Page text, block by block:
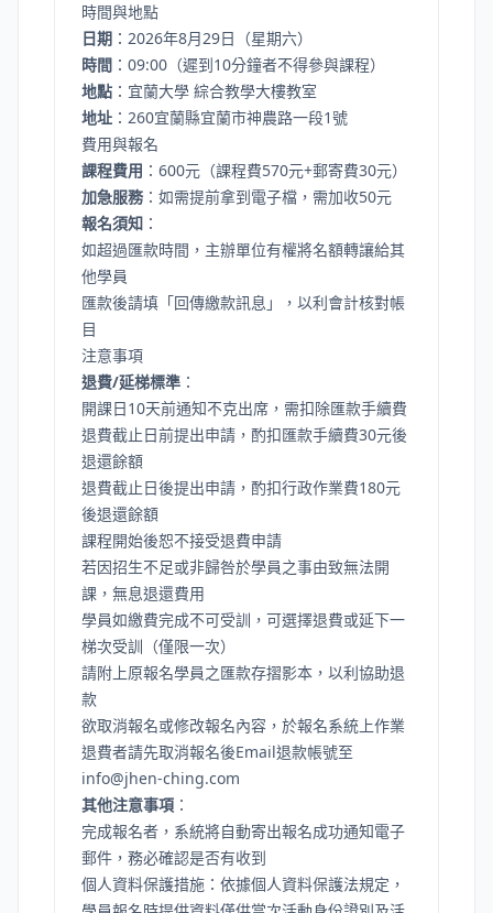
時間與地點
日期 ：2026年8月29日（星期六）
時間 ：09:00（遲到10分鐘者不得參與課程）
地點 ：宜蘭大學 綜合教學大樓教室
地址 ：260宜蘭縣宜蘭市神農路一段1號
費用與報名
課程費用 ：600元（課程費570元+郵寄費30元）
加急服務 ：如需提前拿到電子檔，需加收50元
報名須知 ：
如超過匯款時間，主辦單位有權將名額轉讓給其
他學員
匯款後請填「回傳繳款訊息」，以利會計核對帳
目
注意事項
退費/延梯標準 ：
開課日10天前通知不克出席，需扣除匯款手續費
退費截止日前提出申請，酌扣匯款手續費30元後
退還餘額
退費截止日後提出申請，酌扣行政作業費180元
後退還餘額
課程開始後恕不接受退費申請
若因招生不足或非歸咎於學員之事由致無法開
課，無息退還費用
學員如繳費完成不可受訓，可選擇退費或延下一
梯次受訓（僅限一次）
請附上原報名學員之匯款存摺影本，以利協助退
款
欲取消報名或修改報名內容，於報名系統上作業
退費者請先取消報名後Email退款帳號至
info@jhen-ching.com
其他注意事項 ：
完成報名者，系統將自動寄出報名成功通知電子
郵件，務必確認是否有收到
個人資料保護措施：依據個人資料保護法規定，